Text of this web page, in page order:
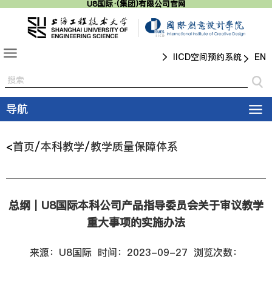
U8国际·(集团)有限公司官网
IICD空间预约系统
导航
<首页/本科教学/教学质量保障体系
总纲｜U8国际本科公司产品指导委员会关于审议教学
重大事项的实施办法
来源：U8国际 时间：2023-09-27 浏览次数：